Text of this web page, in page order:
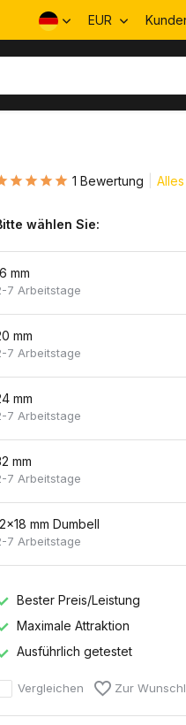
EUR
1 Bewertung
wählen Sie:
mm
7 Arbeitstage
mm
7 Arbeitstage
mm
7 Arbeitstage
mm
7 Arbeitstage
mm Dumbell
7 Arbeitstage
Bester Preis/Leistung
Maximale Attraktion
Ausführlich getestet
Vergleichen Zur